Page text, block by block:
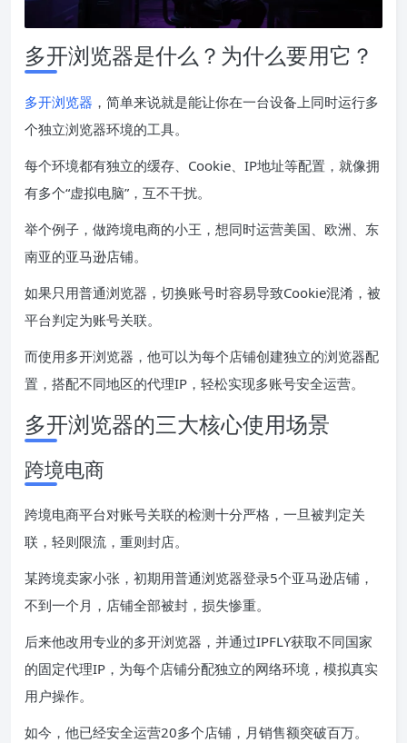
多开浏览器是什么？为什么要用它？
多开浏览器 ，简单来说就是能让你在一台设备上同时运行多
个独立浏览器环境的工具。
每个环境都有独立的缓存、Cookie、IP地址等配置，就像拥
有多个“虚拟电脑”，互不干扰。
举个例子，做跨境电商的小王，想同时运营美国、欧洲、东
南亚的亚马逊店铺。
如果只用普通浏览器，切换账号时容易导致Cookie混淆，被
平台判定为账号关联。
而使用多开浏览器，他可以为每个店铺创建独立的浏览器配
置，搭配不同地区的代理IP，轻松实现多账号安全运营。
多开浏览器的三大核心使用场景
跨境电商
跨境电商平台对账号关联的检测十分严格，一旦被判定关
联，轻则限流，重则封店。
某跨境卖家小张，初期用普通浏览器登录5个亚马逊店铺，
不到一个月，店铺全部被封，损失惨重。
后来他改用专业的多开浏览器，并通过IPFLY获取不同国家
的固定代理IP，为每个店铺分配独立的网络环境，模拟真实
用户操作。
如今，他已经安全运营20多个店铺，月销售额突破百万。